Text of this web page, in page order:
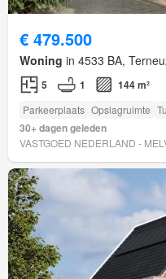
€ 479.500
Woning in 4533 BA,
5 1 144 m²
Parkeerplaats Opslagruimte
30+ dagen geleden
VASTGOED NEDERLAND -